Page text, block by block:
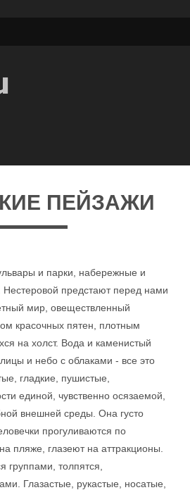
ПЕЙЗАЖИ
и парки, набережные и
предстают перед нами
мир, овеществленный
красочных пятен, плотным
на холст. Вода и каменистый
и небо с облаками - все это
гладкие, пушистые,
единой, чувственно осязаемой,
внешней среды. Она густо
прогуливаются по
пляже, глазеют на аттракционы.
группами, толпятся,
Глазастые, рукастые, носатые,